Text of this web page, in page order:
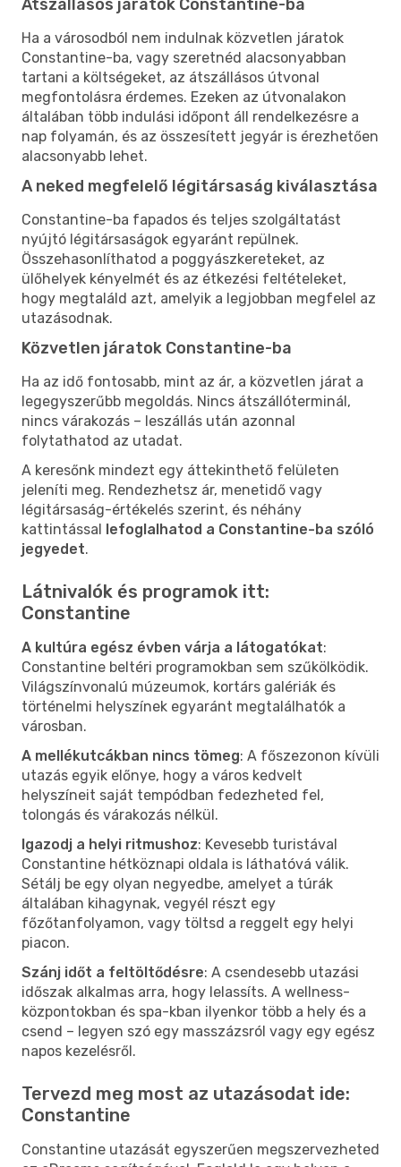
Átszállásos járatok Constantine-ba
Ha a városodból nem indulnak közvetlen járatok
Constantine-ba, vagy szeretnéd alacsonyabban
tartani a költségeket, az átszállásos útvonal
megfontolásra érdemes. Ezeken az útvonalakon
általában több indulási időpont áll rendelkezésre a
nap folyamán, és az összesített jegyár is érezhetően
alacsonyabb lehet.
A neked megfelelő légitársaság kiválasztása
Constantine-ba fapados és teljes szolgáltatást
nyújtó légitársaságok egyaránt repülnek.
Összehasonlíthatod a poggyászkereteket, az
ülőhelyek kényelmét és az étkezési feltételeket,
hogy megtaláld azt, amelyik a legjobban megfelel az
utazásodnak.
Közvetlen járatok Constantine-ba
Ha az idő fontosabb, mint az ár, a közvetlen járat a
legegyszerűbb megoldás. Nincs átszállóterminál,
nincs várakozás – leszállás után azonnal
folytathatod az utadat.
A keresőnk mindezt egy áttekinthető felületen
jeleníti meg. Rendezhetsz ár, menetidő vagy
légitársaság-értékelés szerint, és néhány
kattintással lefoglalhatod a Constantine-ba szóló
jegyedet.
Látnivalók és programok itt:
Constantine
A kultúra egész évben várja a látogatókat:
Constantine beltéri programokban sem szűkölködik.
Világszínvonalú múzeumok, kortárs galériák és
történelmi helyszínek egyaránt megtalálhatók a
városban.
A mellékutcákban nincs tömeg: A főszezonon kívüli
utazás egyik előnye, hogy a város kedvelt
helyszíneit saját tempódban fedezheted fel,
tolongás és várakozás nélkül.
Igazodj a helyi ritmushoz: Kevesebb turistával
Constantine hétköznapi oldala is láthatóvá válik.
Sétálj be egy olyan negyedbe, amelyet a túrák
általában kihagynak, vegyél részt egy
főzőtanfolyamon, vagy töltsd a reggelt egy helyi
piacon.
Szánj időt a feltöltődésre: A csendesebb utazási
időszak alkalmas arra, hogy lelassíts. A wellness-
központokban és spa-kban ilyenkor több a hely és a
csend – legyen szó egy masszázsról vagy egy egész
napos kezelésről.
Tervezd meg most az utazásodat ide:
Constantine
Constantine utazását egyszerűen megszervezheted